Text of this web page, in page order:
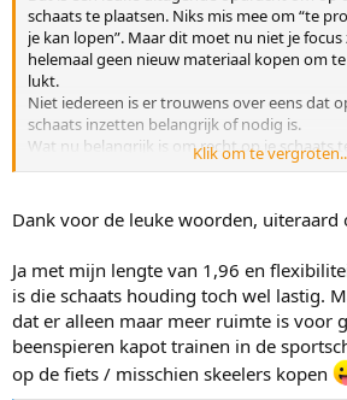
schaats te plaatsen. Niks mis mee om “te
je kan lopen”. Maar dit moet nu niet je focus
helemaal geen nieuw materiaal kopen om
lukt.
Niet iedereen is er trouwens over eens dat
schaats inzetten belangrijk of nodig is.
Wat nu belangrijk is om recht op je schaats
gewicht boven je glij schaats te krijgen.
Ik ben het met ReneW eens dat beter
om rechter en stabieler op je schaats te
wonderen van.
Het is leuk te zien dat je zo van het
geniet.
Klik om te
Dank voor de leuke woorden, uiteraard
Ja met mijn lengte van 1,96 en
is die schaats houding toch wel lastig.
dat er alleen maar meer ruimte is voor
beenspieren kapot trainen in de
op de fiets / misschien skeelers kopen